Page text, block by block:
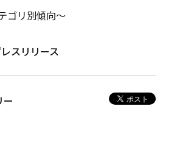
ゴリ別傾向～
スリリース
ー